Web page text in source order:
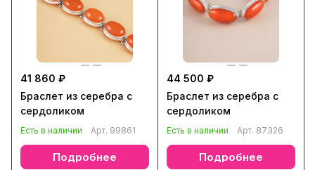
41 860 ₽
Браслет из серебра с
сердоликом
Есть в наличии Арт. 99861
Подробнее
44 500 ₽
Браслет из серебра с
сердоликом
Есть в наличии Арт. 87326
Подробнее